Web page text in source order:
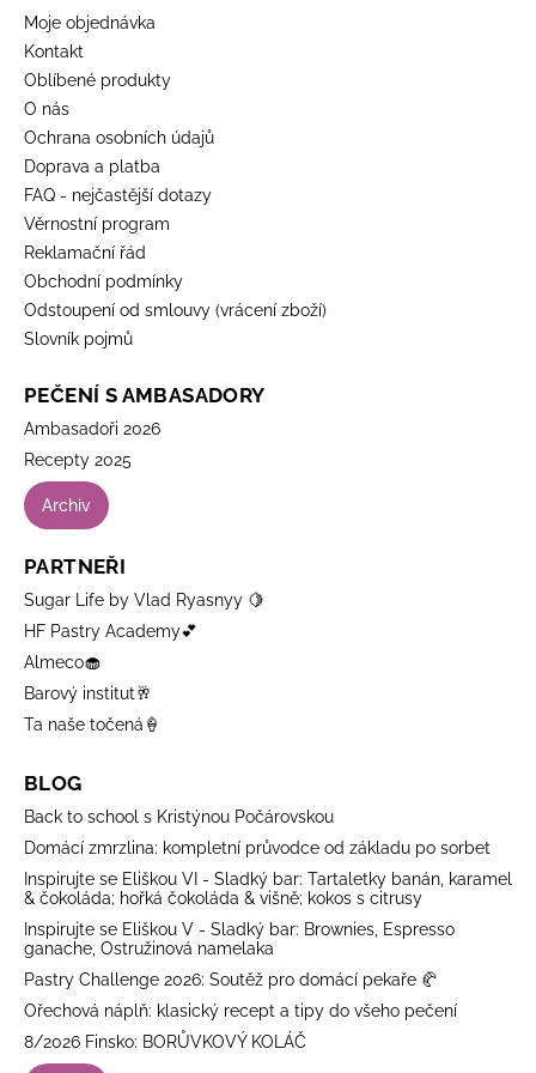
Moje objednávka
Kontakt
Oblíbené produkty
O nás
Ochrana osobních údajů
Doprava a platba
FAQ - nejčastější dotazy
Věrnostní program
Reklamační řád
Obchodní podmínky
Odstoupení od smlouvy (vrácení zboží)
Slovník pojmů
PEČENÍ S AMBASADORY
Ambasadoři 2026
Recepty 2025
Archiv
PARTNEŘI
Sugar Life by Vlad Ryasnyy 🍋
HF Pastry Academy💕
Almeco🧁
Barový institut🥂
Ta naše točená🍦
BLOG
Back to school s Kristýnou Počárovskou
Domácí zmrzlina: kompletní průvodce od základu po sorbet
Inspirujte se Eliškou VI - Sladký bar: Tartaletky banán, karamel
& čokoláda; hořká čokoláda & višně; kokos s citrusy
Inspirujte se Eliškou V - Sladký bar: Brownies, Espresso
ganache, Ostružinová namelaka
Pastry Challenge 2026: Soutěž pro domácí pekaře 🥐
Ořechová náplň: klasický recept a tipy do všeho pečení
8/2026 Finsko: BORŮVKOVÝ KOLÁČ